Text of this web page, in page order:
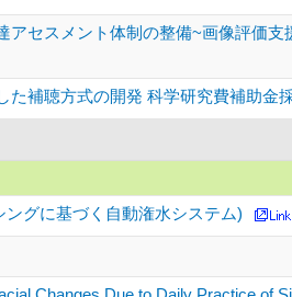
アセスメント体制の整備~画像評価
た補聴方式の開発 科学研究費補助金
グに基づく自動潅水システム)